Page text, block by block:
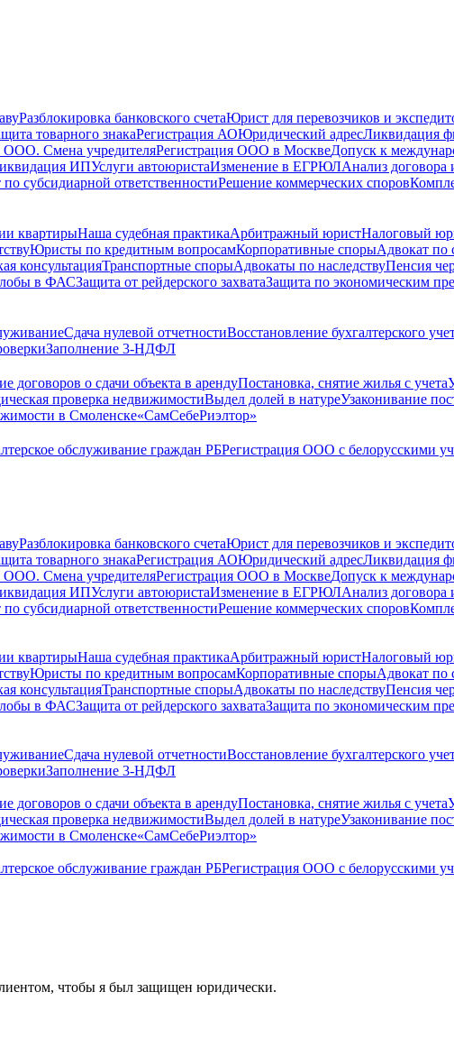
Разблокировка банковского счетаЮрист для перевозчиков и
товарного знакаРегистрация АОЮридический адресЛиквидация
ООО. Смена учредителяРегистрация ООО в МосквеДопуск к
ИПУслуги автоюристаИзменение в ЕГРЮЛАнализ договора
субсидиарной ответственностиРешение коммерческих споров
квартирыНаша судебная практикаАрбитражный юристНалоговый
Юристы по кредитным вопросамКорпоративные спорыАдвокат по
консультацияТранспортные спорыАдвокаты по наследствуПенсия
в ФАСЗащита от рейдерского захватаЗащита по экономическим
Сдача нулевой отчетностиВосстановление бухгалтерского
Заполнение 3-НДФЛ
договоров о сдачи объекта в арендуПостановка, снятие жилья с учета
проверка недвижимостиВыдел долей в натуреУзаконивание
в Cмоленске«СамСебеРиэлтор»
обслуживание граждан РБРегистрация ООО с белорусскими
Разблокировка банковского счетаЮрист для перевозчиков и
товарного знакаРегистрация АОЮридический адресЛиквидация
ООО. Смена учредителяРегистрация ООО в МосквеДопуск к
ИПУслуги автоюристаИзменение в ЕГРЮЛАнализ договора
субсидиарной ответственностиРешение коммерческих споров
квартирыНаша судебная практикаАрбитражный юристНалоговый
Юристы по кредитным вопросамКорпоративные спорыАдвокат по
консультацияТранспортные спорыАдвокаты по наследствуПенсия
в ФАСЗащита от рейдерского захватаЗащита по экономическим
Сдача нулевой отчетностиВосстановление бухгалтерского
Заполнение 3-НДФЛ
договоров о сдачи объекта в арендуПостановка, снятие жилья с учета
проверка недвижимостиВыдел долей в натуреУзаконивание
в Cмоленске«СамСебеРиэлтор»
обслуживание граждан РБРегистрация ООО с белорусскими
чтобы я был защищен юридически.